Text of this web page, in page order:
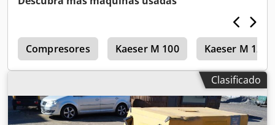
Voltios, 2 x 400 Voltios, núm. de serie YA3062560C0262053,
doblado, falta la cubierta de la correa trapezoidal, falta la
rejilla del ventilador. Dcsdpfx Ajzbiicobujk
Compresores Kaeser M 100 Kaeser M 121
Clasificado